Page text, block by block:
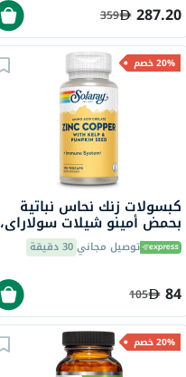
287.20
359
20% خصم
كبسولات زنك نحاس نباتية
بحمض أمينو شيلات سولاراي،
100 كبسولة توصيل مجاني30 دقيقة
84
105
20% خصم